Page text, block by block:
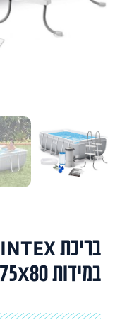
במידות 300X175X80 דגם 26784